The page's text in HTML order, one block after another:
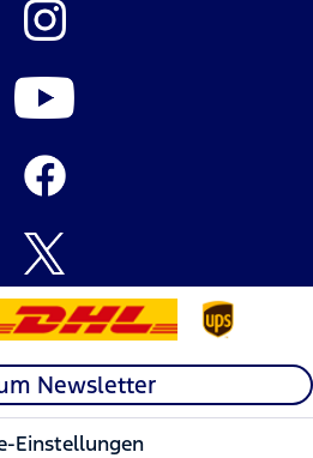
Newsletter
Einstellungen